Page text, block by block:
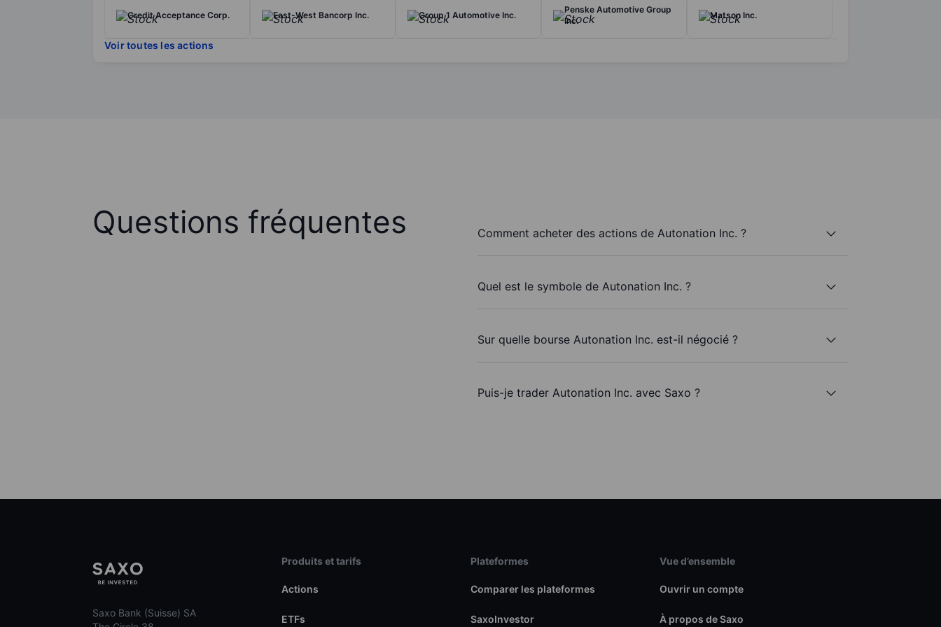
Credit Acceptance Corp. East-West Bancorp Inc. Group 1 Automotive Inc.
Penske Automotive Group
Inc.
Matson Inc.
Voir toutes les actions
Questions fréquentes Comment acheter des actions de Autonation Inc. ?
Quel est le symbole de Autonation Inc. ?
Sur quelle bourse Autonation Inc. est-il négocié ?
Puis-je trader Autonation Inc. avec Saxo ?
Saxo Bank (Suisse) SA
Produits et tarifs
Actions
ETFs
Plateformes
Comparer les plateformes
SaxoInvestor
Vue d’ensemble
Ouvrir un compte
À propos de Saxo